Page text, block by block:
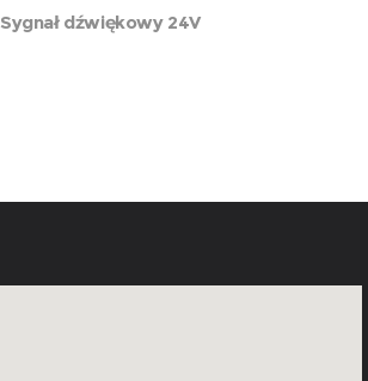
Sygnał dźwiękowy 24V